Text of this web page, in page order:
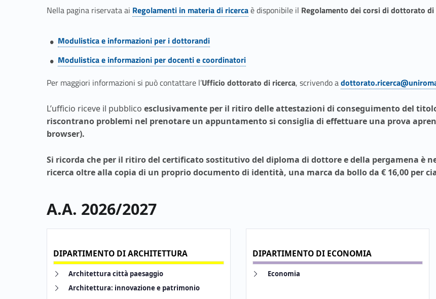
a
t
i
d
i
r
i
c
e
r
c
a
Nella pagina riservata ai Regolamenti in materia di ricercaè disponibile il Regolamento dei corsi di dottorato di
Modulistica e informazioni per i dottorandi
Link identifier #identifier__47193-4
Modulistica e informazioni per docenti e coordinatori
Per maggiori informazioni si può contattare l’Ufficio dottorato di ricerca, scrivendo a
Link identifier #identifier__21710-5
L’ufficio riceve il pubblico esclusivamente per il ritiro delle attestazioni di conseguimento del
riscontrano problemi nel prenotare un appuntamento si consiglia di effettuare una prova
browser).
Si ricorda che per il ritiro del certificato sostitutivo del diploma di dottore edella pergamena è
ricerca oltre alla copia di un proprio documento di identità, una marca da bollo da € 16,00 per
A.A. 2026/2027
DIPARTIMENTO DI ARCHITETTURA
Link identifier #identifier__28586-7
Architettura città paesaggio
Link identifier #identifier__51065-8
Architettura: innovazione e patrimonio
DIPARTIMENTO DI ECONOMIA
Link identifier #identifier__27424-9 Economia